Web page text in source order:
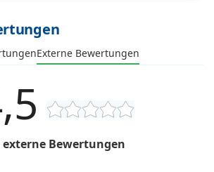
Externe Bewertungen
externe Bewertungen